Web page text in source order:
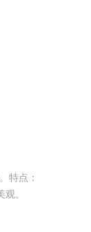
特点：
。